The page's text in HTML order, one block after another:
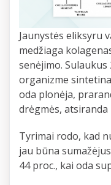
Jaunystės eliksyru
medžiaga
senėjimo.
organizme
oda plonėja,
drėgmės, atsiranda
Tyrimai rodo, kad
jau būna
44 proc., kai oda